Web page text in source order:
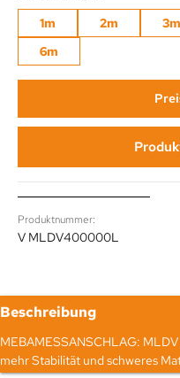
1m 2m 3m
6m
Produktnummer:
V MLDV400000L
Beschreibung
MEBAMESSANSCHLAG:
mehr Stabilität und schweres